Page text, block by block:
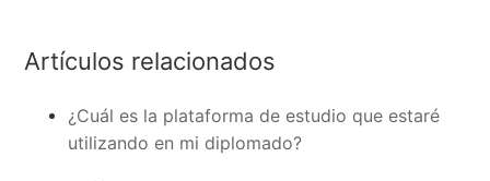
Artículos relacionados
¿Cuál es la plataforma de estudio que estaré
utilizando en mi diplomado?